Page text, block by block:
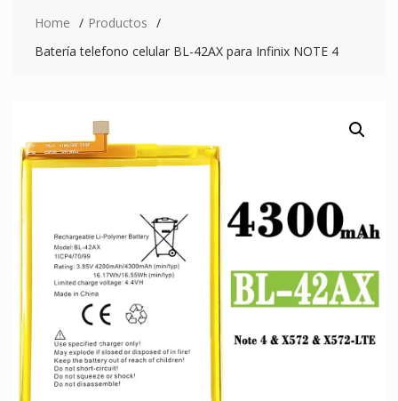
Home
Productos
Batería telefono celular BL-42AX para Infinix NOTE 4